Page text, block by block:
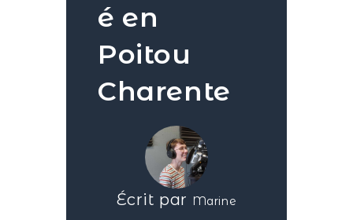
é en
Poitou
Charente
Écrit par Marine